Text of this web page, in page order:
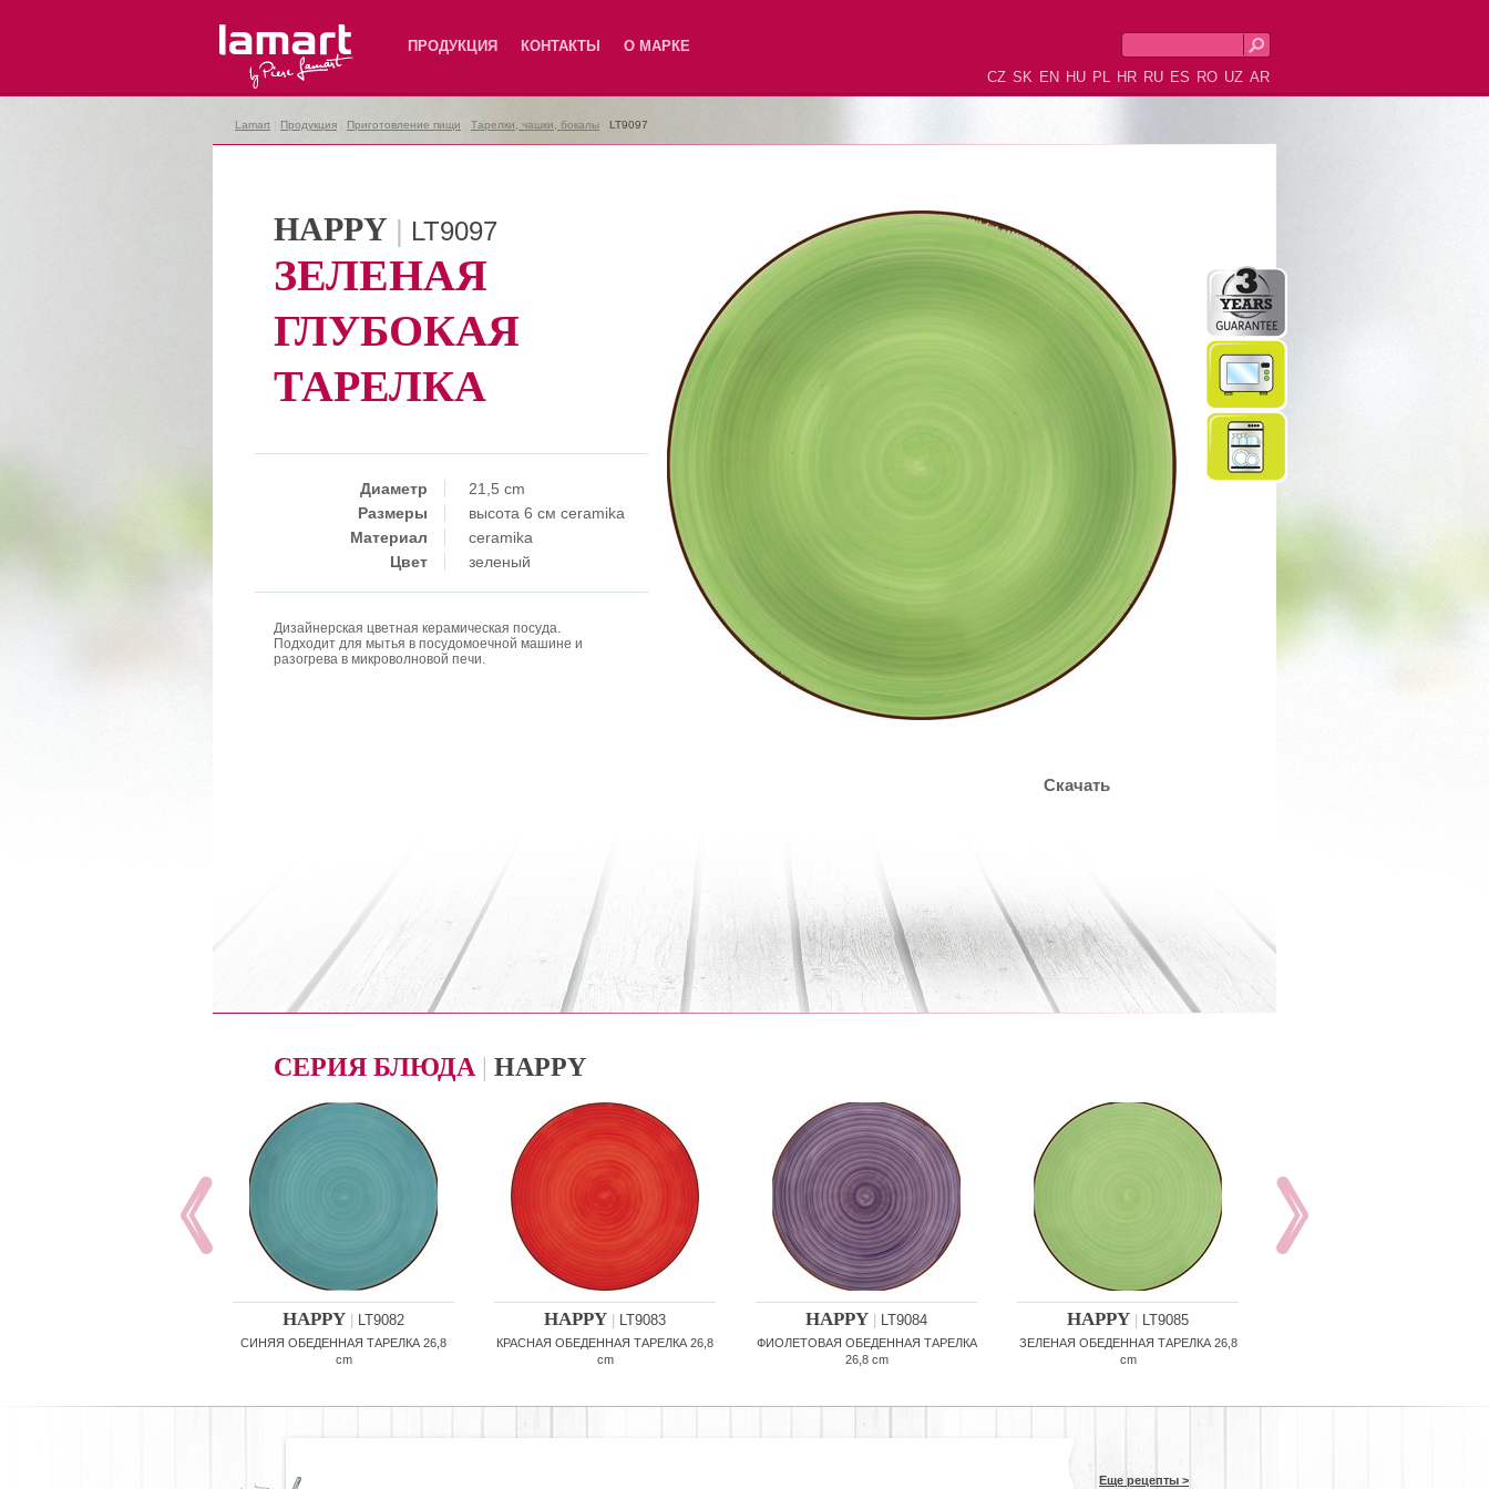
Lamart ПРОДУКЦИЯ КОНТАКТЫ
О МАРКЕ
CZ SK EN HU PL HR RU ES RO UZ AR
Lamart Продукция Приготовление пищи Тарелки, чашки, бокалы LT9097
Скачать
HAPPY | LT9097
ЗЕЛЕНАЯ
ГЛУБОКАЯ
ТАРЕЛКА
Диаметр
21,5 cm
Размеры
высота 6 см ceramika
Материал
ceramika
Цвет
зеленый
Дизайнерская цветная керамическая посуда.
Подходит для мытья в посудомоечной машине и
разогрева в микроволновой печи.
СЕРИЯ БЛЮДА | HAPPY
HAPPY LT9082
СИНЯЯ ОБЕДЕННАЯ ТАРЕЛКА 26,8
cm
HAPPY LT9083
КРАСНАЯ ОБЕДЕННАЯ ТАРЕЛКА 26,8
cm
HAPPY LT9084
ФИОЛЕТОВАЯ ОБЕДЕННАЯ ТАРЕЛКА
26,8 cm
HAPPY LT9085
ЗЕЛЕНАЯ ОБЕДЕННАЯ ТАРЕЛКА 26,8
cm
Еще рецепты >